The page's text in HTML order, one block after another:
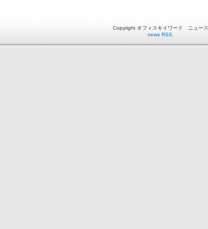
Copyright オフィスキイワード ニュース
news RSS.